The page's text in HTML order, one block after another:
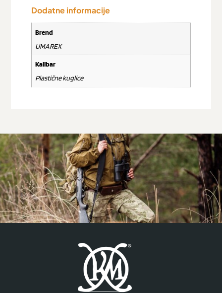
Dodatne informacije
Brend
UMAREX
Kalibar
Plastične kuglice